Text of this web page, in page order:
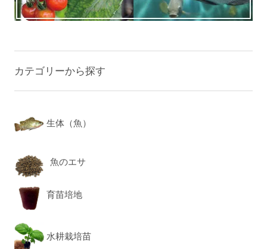
カテゴリーから探す
生体（魚）
魚のエサ
育苗培地
水耕栽培苗